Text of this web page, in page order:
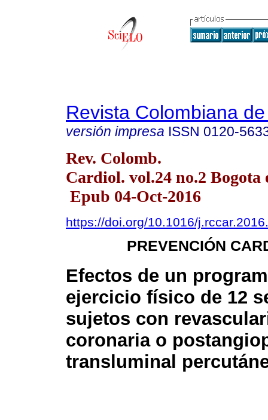
Revista Colombiana
versión impresa ISSN 0120-
Rev. Colomb.
Cardiol. vol.24 no.2 Bogota
Epub 04-Oct-2016
https://doi.org/10.1016/
PREVENCIÓN
Efectos de un
ejercicio físico de 12
sujetos con
coronaria o
transluminal